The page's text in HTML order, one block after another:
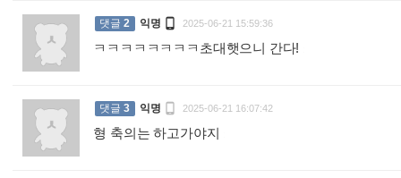
댓글 2 익명  2025-06-21 15:59:36
ㅋㅋㅋㅋㅋㅋㅋㅋ초대햇으니 간다!
댓글 3 익명  2025-06-21 16:07:42
형 축의는 하고가야지